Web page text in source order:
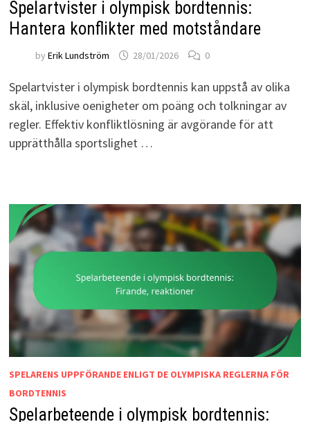
Spelartvister i olympisk bordtennis:
Hantera konflikter med motståndare
by Erik Lundström 28/01/2026 0
Spelartvister i olympisk bordtennis kan uppstå av olika
skäl, inklusive oenigheter om poäng och tolkningar av
regler. Effektiv konfliktlösning är avgörande för att
upprätthålla sportslighet …
SPELARENS UPPFÖRANDE ENLIGT DE OLYMPISKA REGLERNA FÖR
BORDTENNIS
Spelarbeteende i olympisk bordtennis: